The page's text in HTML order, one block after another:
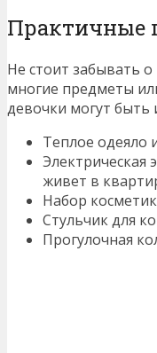
Практичные
Не стоит забывать
многие предметы
девочки могут быть
Теплое одеяло
Электрическая
живет в
Набор
Стульчик для
Прогулочная